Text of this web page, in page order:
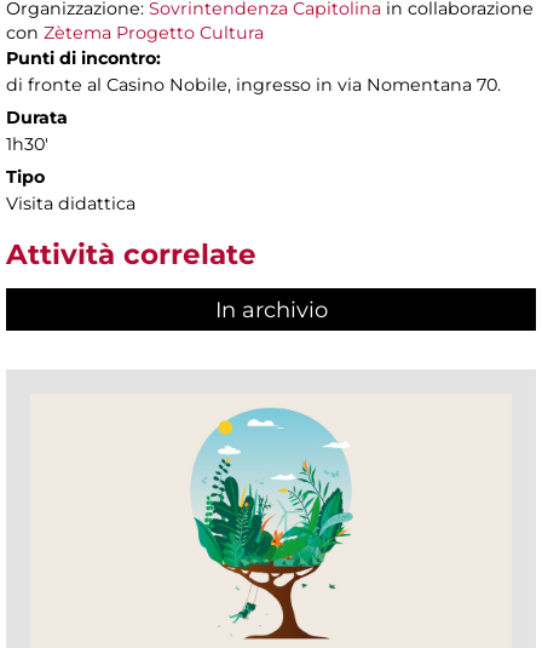
Organizzazione: Sovrintendenza Capitolina in collaborazione
con Zètema Progetto Cultura
Punti di incontro:
di fronte al Casino Nobile, ingresso in via Nomentana 70.
Durata
1h30'
Tipo
Visita didattica
Attività correlate
In archivio